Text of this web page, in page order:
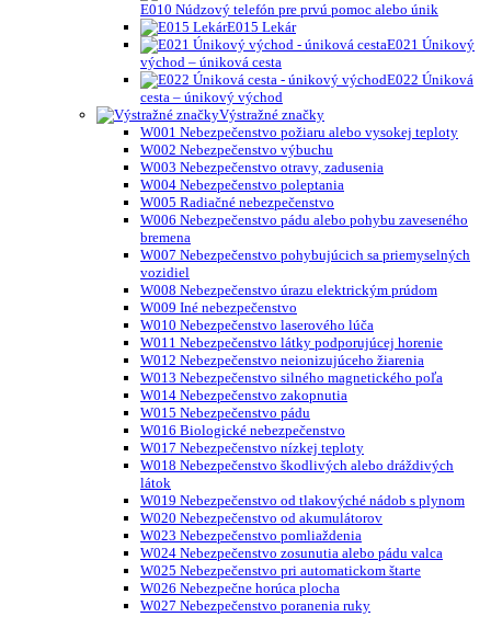
E010 Núdzový telefón pre prvú pomoc alebo únik
E015 Lekár
E021 Únikový
východ – úniková cesta
E022 Úniková
cesta – únikový východ
Výstražné značky
W001 Nebezpečenstvo požiaru alebo vysokej teploty
W002 Nebezpečenstvo výbuchu
W003 Nebezpečenstvo otravy, zadusenia
W004 Nebezpečenstvo poleptania
W005 Radiačné nebezpečenstvo
W006 Nebezpečenstvo pádu alebo pohybu zaveseného
bremena
W007 Nebezpečenstvo pohybujúcich sa priemyselných
vozidiel
W008 Nebezpečenstvo úrazu elektrickým prúdom
W009 Iné nebezpečenstvo
W010 Nebezpečenstvo laserového lúča
W011 Nebezpečenstvo látky podporujúcej horenie
W012 Nebezpečenstvo neionizujúceho žiarenia
W013 Nebezpečenstvo silného magnetického poľa
W014 Nebezpečenstvo zakopnutia
W015 Nebezpečenstvo pádu
W016 Biologické nebezpečenstvo
W017 Nebezpečenstvo nízkej teploty
W018 Nebezpečenstvo škodlivých alebo dráždivých
látok
W019 Nebezpečenstvo od tlakovýché nádob s plynom
W020 Nebezpečenstvo od akumulátorov
W023 Nebezpečenstvo pomliaždenia
W024 Nebezpečenstvo zosunutia alebo pádu valca
W025 Nebezpečenstvo pri automatickom štarte
W026 Nebezpečne horúca plocha
W027 Nebezpečenstvo poranenia ruky